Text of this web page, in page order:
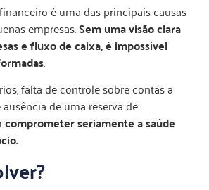
é uma das principais causas
empresas.Sem uma visão clara
e fluxo de caixa, é impossível
.
falta de controle sobre contas a
de uma reserva de
comprometer seriamente a saúde